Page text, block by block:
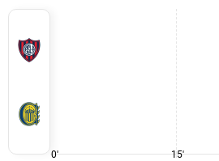
0' 15'